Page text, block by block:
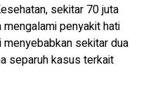
sekitar 70 juta
penyakit hati
sekitar dua
separuh kasus terkait